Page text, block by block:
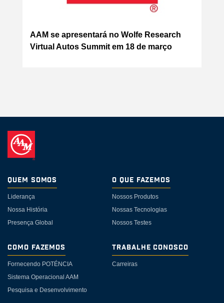
AAM se apresentará no Wolfe Research
Virtual Autos Summit em 18 de março
Quem somos
Liderança
Nossa História
Presença Global
O Que Fazemos
Nossos Produtos
Nossas Tecnologias
Nossos Testes
Como Fazemos
Fornecendo POTÉNCIA
Sistema Operacional AAM
Pesquisa e Desenvolvimento
Trabalhe Conosco
Carreiras